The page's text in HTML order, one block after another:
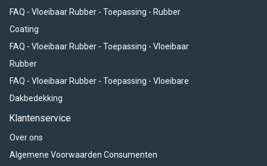
FAQ - Vloeibaar Rubber - Toepassing - Rubber
Coating
FAQ - Vloeibaar Rubber - Toepassing - Vloeibaar
Rubber
FAQ - Vloeibaar Rubber - Toepassing - Vloeibare
Dakbedekking
Klantenservice
Over ons
Algemene Voorwaarden Consumenten